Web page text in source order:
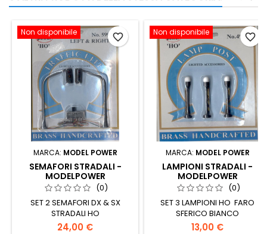
Non disponibile
MARCA: MODEL POWER
SEMAFORI STRADALI -
MODELPOWER
(0)
SET 2 SEMAFORI DX & SX
STRADALI HO
24,00 €
favorite_border Non disponibile
MARCA: MODEL POWER
LAMPIONI STRADALI -
MODELPOWER
(0)
SET 3 LAMPIONI HO FARO
SFERICO BIANCO
13,00 €
favorite_border